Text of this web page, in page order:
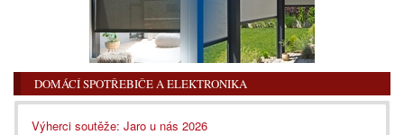
DOMÁCÍ SPOTŘEBIČE A ELEKTRONIKA
Výherci soutěže: Jaro u nás 2026